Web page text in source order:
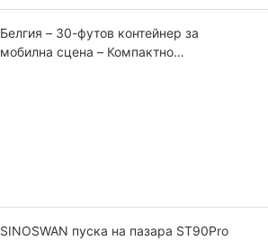
Белгия – 30-футов контейнер за
мобилна сцена – Компактно
SINOSWAN пуска на пазара ST90Pro